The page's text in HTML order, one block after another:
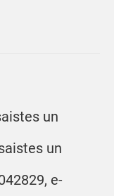
un
un
e-